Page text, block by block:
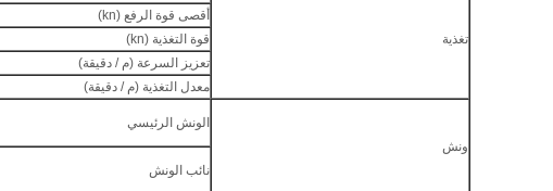
تغذية
أقصى قوة الرفع (kn)
قوة التغذية (kn)
تعزيز السرعة (م / دقيقة)
معدل التغذية (م / دقيقة)
ونش
الونش الرئيسي
نائب الونش